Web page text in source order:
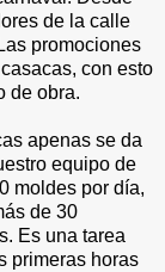
de la calle
promociones
con esto
de obra.
apenas se da
equipo de
moldes por día,
de 30
Es una tarea
primeras horas